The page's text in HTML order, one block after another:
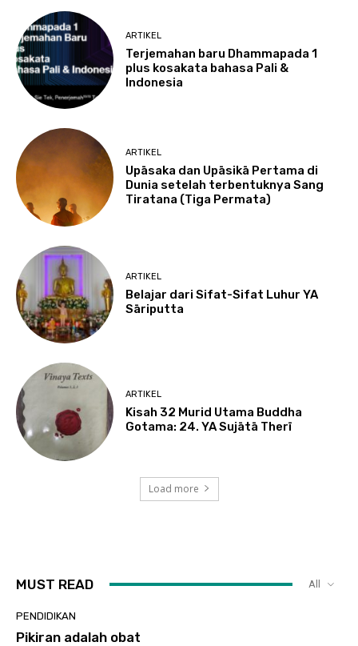
ARTIKEL
Terjemahan baru Dhammapada 1
plus kosakata bahasa Pali &
Indonesia
ARTIKEL
Upāsaka dan Upāsikā Pertama di
Dunia setelah terbentuknya Sang
Tiratana (Tiga Permata)
ARTIKEL
Belajar dari Sifat-Sifat Luhur YA
Sāriputta
ARTIKEL
Kisah 32 Murid Utama Buddha
Gotama: 24. YA Sujātā Therī
Load more
MUST READ All
PENDIDIKAN
Pikiran adalah obat